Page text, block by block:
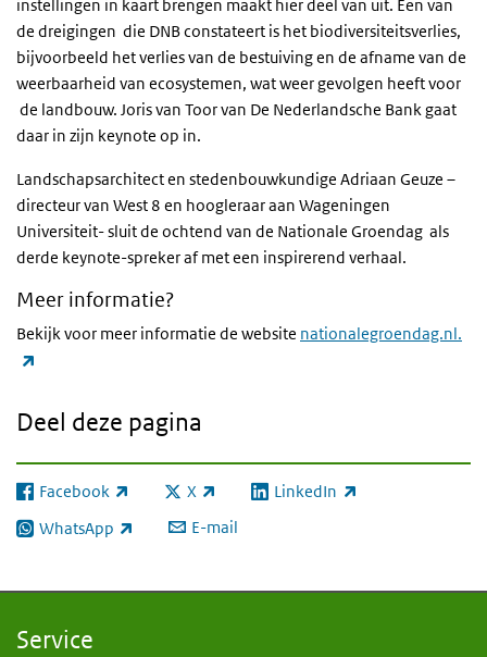
instellingen in kaart brengen maakt hier deel van uit. Een van
de dreigingen die DNB constateert is het biodiversiteitsverlies,
bijvoorbeeld het verlies van de bestuiving en de afname van de
weerbaarheid van ecosystemen, wat weer gevolgen heeft voor
de landbouw. Joris van Toor van De Nederlandsche Bank gaat
daar in zijn keynote op in.
Landschapsarchitect en stedenbouwkundige Adriaan Geuze –
directeur van West 8 en hoogleraar aan Wageningen
Universiteit- sluit de ochtend van de Nationale Groendag als
derde keynote-spreker af met een inspirerend verhaal.
Meer informatie?
Bekijk voor meer informatie de website nationalegroendag.nl.
Deel deze pagina
Facebook
(externe link) X
(externe link) LinkedIn
(externe link)
WhatsApp
(externe link) E-mail
Service